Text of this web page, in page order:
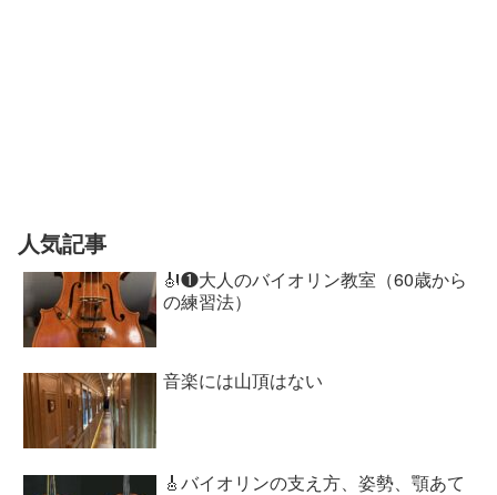
人気記事
🎻❶大人のバイオリン教室（60歳から
の練習法）
音楽には山頂はない
🎸バイオリンの支え方、姿勢、顎あて